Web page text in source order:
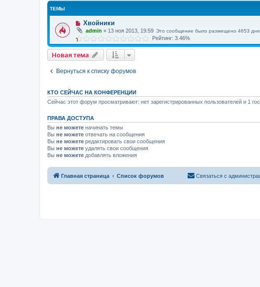
ТЕМЫ
Хвойники
admin » 13 ноя 2013, 19:59 Это сообщение было размещено 4653
Рейтинг: 3.46%
Новая тема
Вернуться к списку форумов
КТО СЕЙЧАС НА КОНФЕРЕНЦИИ
Сейчас этот форум просматривают: нет зарегистрированных пользователей и 1
ПРАВА ДОСТУПА
Вы не можете начинать темы
Вы не можете отвечать на сообщения
Вы не можете редактировать свои сообщения
Вы не можете удалять свои сообщения
Вы не можете добавлять вложения
Главная страница Список форумов Связаться с